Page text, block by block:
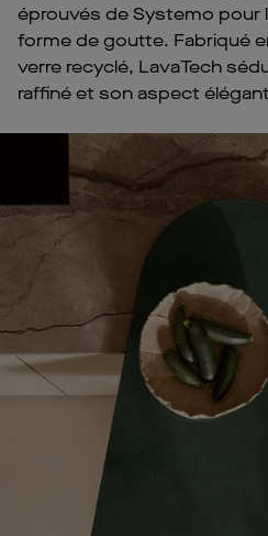
éprouvés de Systemo pour
forme de goutte. Fabriqué
verre recyclé, LavaTech
raffiné et son aspect